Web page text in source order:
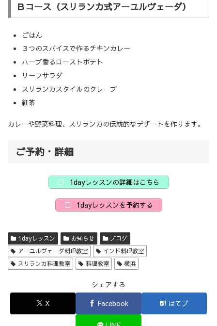
Ｂコース（スリランカ式アーユルヴェーダ）
ごはん
３つのスパイスで作るチキンカレー
ハーブ香るローストポテト
リーフサラダ
スリランカスタイルのクレープ
紅茶
カレーや野菜料理、スリランカの伝統的なデザートを作ります。
ご予約・詳細
1dayレッスンの詳細はこちら
1dayレッスンを予約する
1dayレッスン お知らせ
ブログ
アーユルヴェーダ料理教室
インド料理教室
スリランカ料理教室
料理教室 横浜
シェアする
X
Facebook はてブ